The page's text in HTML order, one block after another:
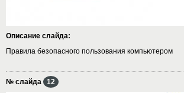
Описание слайда:
Правила безопасного пользования компьютером
№ слайда 12